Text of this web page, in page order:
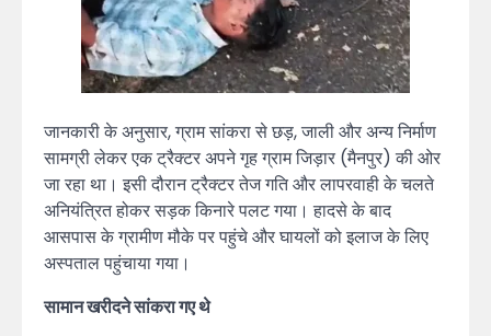
जानकारी के अनुसार, ग्राम सांकरा से छड़, जाली और अन्य निर्माण
सामग्री लेकर एक ट्रैक्टर अपने गृह ग्राम जिड़ार (मैनपुर) की ओर
जा रहा था। इसी दौरान ट्रैक्टर तेज गति और लापरवाही के चलते
अनियंत्रित होकर सड़क किनारे पलट गया। हादसे के बाद
आसपास के ग्रामीण मौके पर पहुंचे और घायलों को इलाज के लिए
अस्पताल पहुंचाया गया।
सामान खरीदने सांकरा गए थे